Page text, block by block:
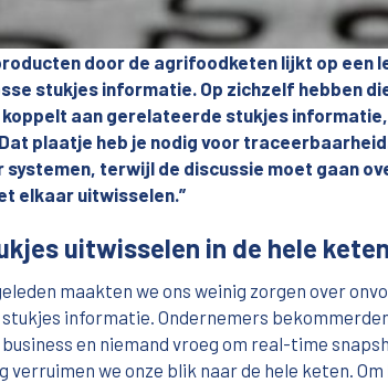
door de agrifoodketen lijkt op een
stukjes informatie. Op zichzelf hebben
koppelt aan gerelateerde stukjes
plaatje heb je nodig voor
systemen, terwijl de discussie moet gaan
elkaar uitwisselen.”
uitwisselen in de hele keten
maakten we ons weinig zorgen over
informatie. Ondernemers
business en niemand vroeg om real-time
verruimen we onze blik naar de hele keten.